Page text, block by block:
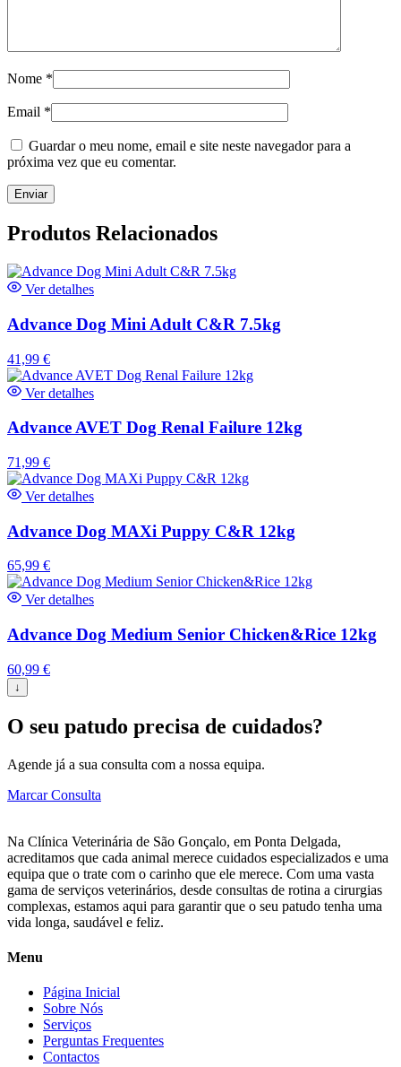
Nome *
Email *
Guardar o meu nome, email e site neste navegador para a
próxima vez que eu comentar.
Produtos Relacionados
Ver detalhes
Advance Dog Mini Adult C&R 7.5kg
41,99 €
Ver detalhes
Advance AVET Dog Renal Failure 12kg
71,99 €
Ver detalhes
Advance Dog MAXi Puppy C&R 12kg
65,99 €
Ver detalhes
Advance Dog Medium Senior Chicken&Rice 12kg
60,99 €
↓
O seu patudo precisa de cuidados?
Agende já a sua consulta com a nossa equipa.
Marcar Consulta
Na Clínica Veterinária de São Gonçalo, em Ponta Delgada,
acreditamos que cada animal merece cuidados especializados e uma
equipa que o trate com o carinho que ele merece. Com uma vasta
gama de serviços veterinários, desde consultas de rotina a cirurgias
complexas, estamos aqui para garantir que o seu patudo tenha uma
vida longa, saudável e feliz.
Menu
Página Inicial
Sobre Nós
Serviços
Perguntas Frequentes
Contactos